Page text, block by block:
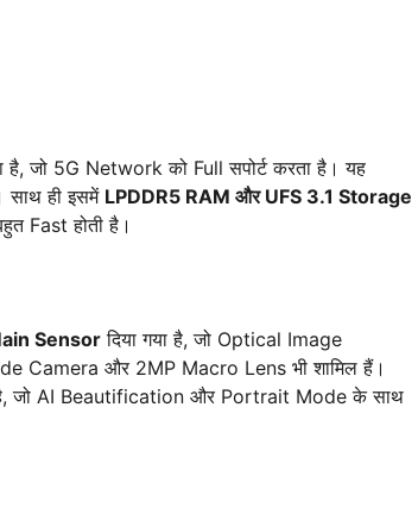
है, जो 5G Network को Full सपोर्ट करता है। यह
ही इसमें LPDDR5 RAM और UFS 3.1 Storage
Fast होती है।
Sensor दिया गया है, जो Optical Image
Camera और 2MP Macro Lens भी शामिल हैं।
है, जो AI Beautification और Portrait Mode के साथ